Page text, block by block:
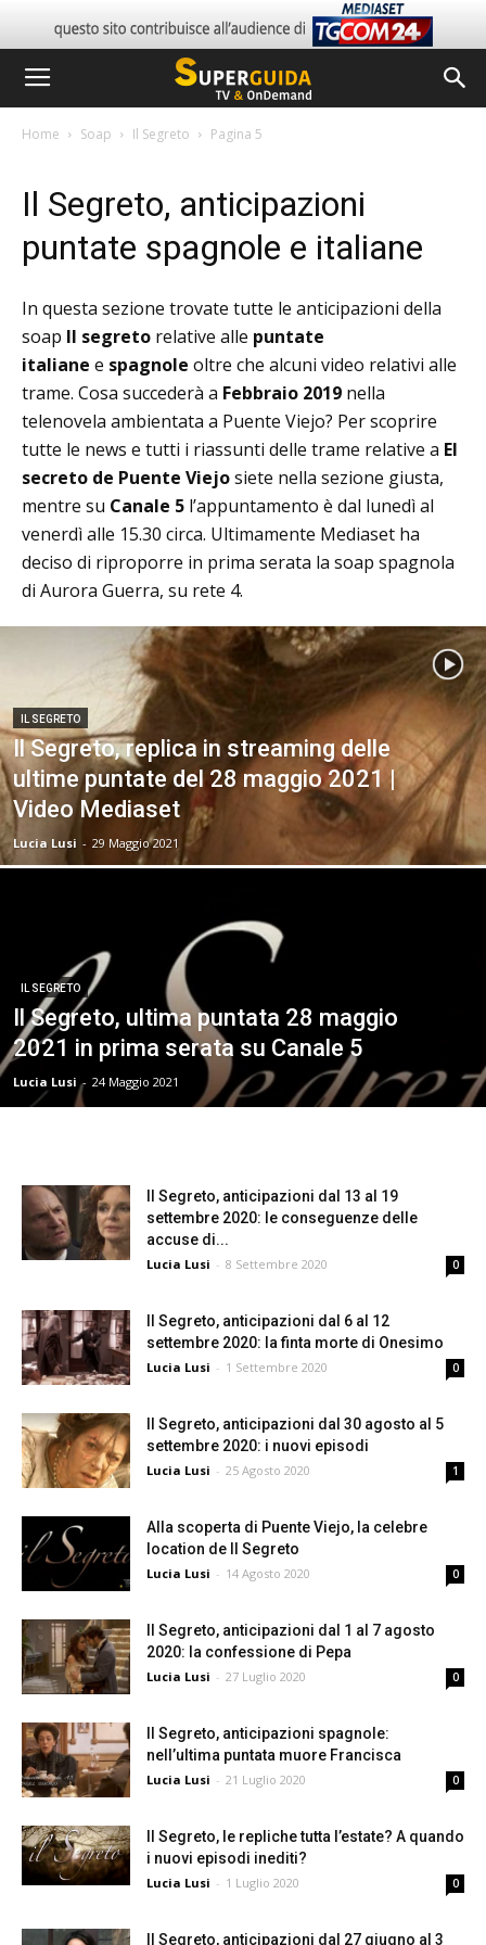
Home Soap Il Segreto Pagina 5
Il Segreto, anticipazioni
puntate spagnole e italiane
In questa sezione trovate tutte le anticipazioni della
soap Il segreto relative alle puntate
italiane e spagnole oltre che alcuni video relativi alle
trame. Cosa succederà a Febbraio 2019 nella
telenovela ambientata a Puente Viejo? Per scoprire
tutte le news e tutti i riassunti delle trame relative a El
secreto de Puente Viejosiete nella sezione giusta,
mentre su Canale 5 l’appuntamento è dal lunedì al
venerdì alle 15.30 circa. Ultimamente Mediaset ha
deciso di riproporre in prima serata la soap spagnola
di Aurora Guerra, su rete 4.
IL SEGRETO
Il Segreto, replica in streaming delle
ultime puntate del 28 maggio 2021 |
Video Mediaset
Lucia Lusi - 29 Maggio 2021
IL SEGRETO
Il Segreto, ultima puntata 28 maggio
2021 in prima serata su Canale 5
Lucia Lusi - 24 Maggio 2021
Il Segreto, anticipazioni dal 13 al 19
settembre 2020: le conseguenze delle
accuse di...
Lucia Lusi - 8 Settembre 2020 0
Il Segreto, anticipazioni dal 6 al 12
settembre 2020: la finta morte di Onesimo
Lucia Lusi - 1 Settembre 2020 0
Il Segreto, anticipazioni dal 30 agosto al 5
settembre 2020: i nuovi episodi
Lucia Lusi - 25 Agosto 2020 1
Alla scoperta di Puente Viejo, la celebre
location de Il Segreto
Lucia Lusi - 14 Agosto 2020 0
Il Segreto, anticipazioni dal 1 al 7 agosto
2020: la confessione di Pepa
Lucia Lusi - 27 Luglio 2020 0
Il Segreto, anticipazioni spagnole:
nell’ultima puntata muore Francisca
Lucia Lusi - 21 Luglio 2020 0
Il Segreto, le repliche tutta l’estate? A quando
i nuovi episodi inediti?
Lucia Lusi - 1 Luglio 2020 0
Il Segreto, anticipazioni dal 27 giugno al 3